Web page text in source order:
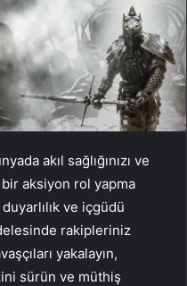
akıl sağlığınızı ve
bir aksiyon rol yapma
ve içgüdü
rakipleriniz
yakalayın,
sürün ve müthiş